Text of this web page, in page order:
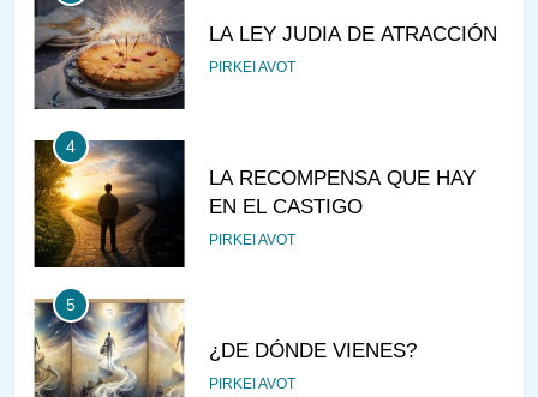
LA RECOMPENSA QUE HAY
EN EL CASTIGO
5
¿DE DÓNDE VIENES?
6
AJAREI KEDOSHIM
AJAREI MOT - KEDOSHIM